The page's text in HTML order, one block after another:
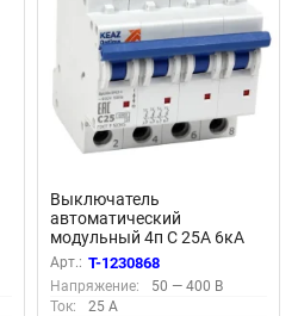
Выключатель
автоматический
модульный 4п C 25А 6кА
OptiDin BM63-4C25-УХЛ3
КЭАЗ 260890
Арт.: T-1230868
Напряжение:
50 — 400 В
Ток:
25 А